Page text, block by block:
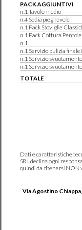
PACK AGGIUNTIVI
n.1 Tavolo medio
n.4 Sedia pieghevole
n.1 Pack Stoviglie
n.1 Pack Cottura
n.1
n.1 Servizio pulizia
n.1 Servizio
n.1 Servizio
TOTALE
Dati e caratteristiche
SRL declina ogni
quindi da ritenersi NON
Via Agostino